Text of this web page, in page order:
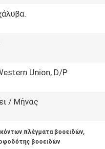
Union, D/P
/ Μήνας
πλέγματα βοοειδών,
βοοειδών